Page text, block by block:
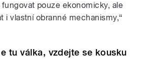
pouze ekonomicky, ale
i vlastní obranné mechanismy,“
tu válka, vzdejte se kousku